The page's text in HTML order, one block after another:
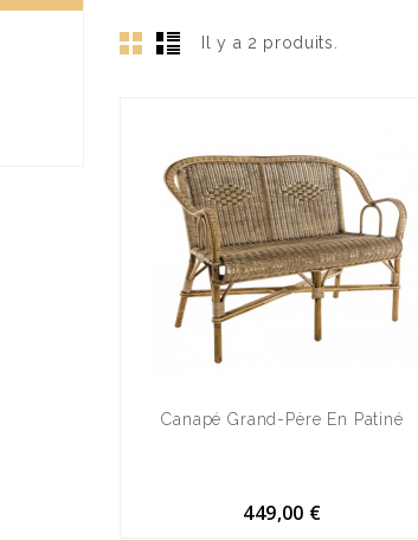
Il y a 2 produits.
Canapé Grand-Père En Patiné
449,00 €